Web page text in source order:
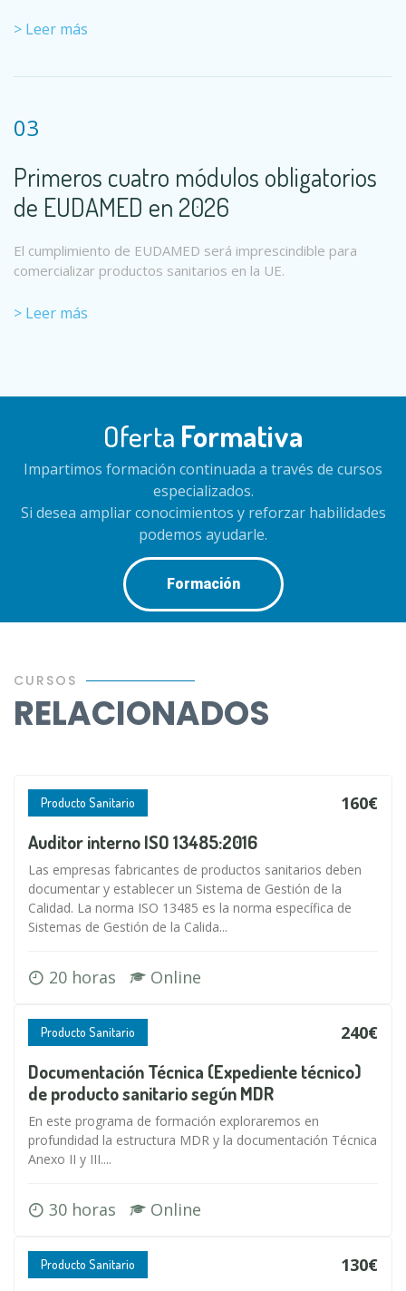
> Leer más
03
Primeros cuatro módulos obligatorios
de EUDAMED en 2026
El cumplimiento de EUDAMED será imprescindible para
comercializar productos sanitarios en la UE.
> Leer más
Oferta Formativa
Impartimos formación continuada a través de cursos
especializados.
Si desea ampliar conocimientos y reforzar habilidades
podemos ayudarle.
Formación
CURSOS
RELACIONADOS
Producto Sanitario 160€
Auditor interno ISO 13485:2016
Las empresas fabricantes de productos sanitarios deben
documentar y establecer un Sistema de Gestión de la
Calidad. La norma ISO 13485 es la norma específica de
Sistemas de Gestión de la Calida...
20 horas Online
Producto Sanitario 240€
Documentación Técnica (Expediente técnico)
de producto sanitario según MDR
En este programa de formación exploraremos en
profundidad la estructura MDR y la documentación Técnica
Anexo II y III....
30 horas Online
Producto Sanitario 130€